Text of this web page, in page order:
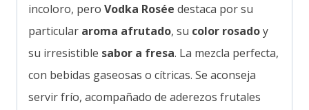
incoloro, pero Vodka Rosée destaca por su
particular aroma afrutado, su color rosadoy
su irresistible sabor a fresa. La mezcla perfecta,
con bebidas gaseosas o cítricas. Se aconseja
servir frío, acompañado de aderezos frutales